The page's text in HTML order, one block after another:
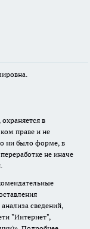
в
праве и не
ни было форме, в
не иначе
сведений,
"Интернет",